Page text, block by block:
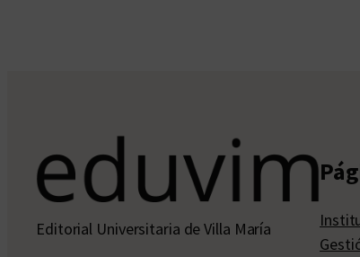
Editorial Universitaria de Villa María